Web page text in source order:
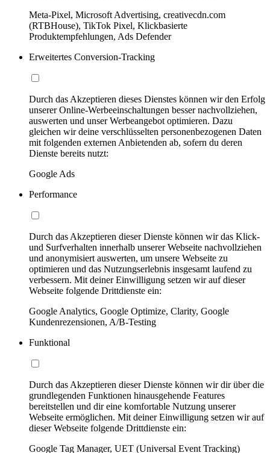
Meta-Pixel, Microsoft Advertising, creativecdn.com
(RTBHouse), TikTok Pixel, Klickbasierte
Produktempfehlungen, Ads Defender
Erweitertes Conversion-Tracking
Durch das Akzeptieren dieses Dienstes können wir den Erfolg
unserer Online-Werbeeinschaltungen besser nachvollziehen,
auswerten und unser Werbeangebot optimieren. Dazu
gleichen wir deine verschlüsselten personenbezogenen Daten
mit folgenden externen Anbietenden ab, sofern du deren
Dienste bereits nutzt:
Google Ads
Performance
Durch das Akzeptieren dieser Dienste können wir das Klick-
und Surfverhalten innerhalb unserer Webseite nachvollziehen
und anonymisiert auswerten, um unsere Webseite zu
optimieren und das Nutzungserlebnis insgesamt laufend zu
verbessern. Mit deiner Einwilligung setzen wir auf dieser
Webseite folgende Drittdienste ein:
Google Analytics, Google Optimize, Clarity, Google
Kundenrezensionen, A/B-Testing
Funktional
Durch das Akzeptieren dieser Dienste können wir dir über die
grundlegenden Funktionen hinausgehende Features
bereitstellen und dir eine komfortable Nutzung unserer
Webseite ermöglichen. Mit deiner Einwilligung setzen wir auf
dieser Webseite folgende Drittdienste ein:
Google Tag Manager, UET (Universal Event Tracking)